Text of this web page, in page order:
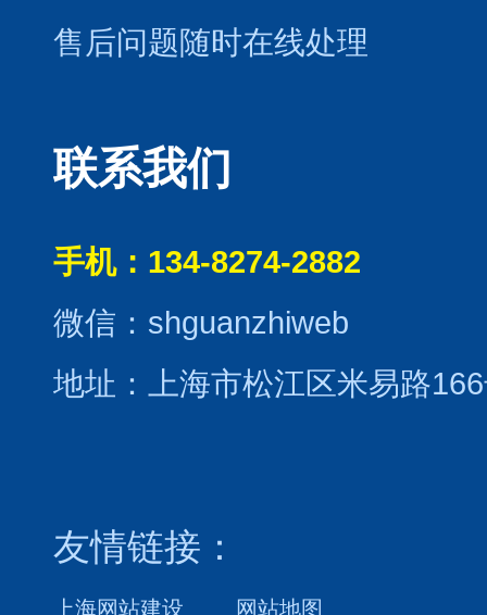
售后问题随时在线处理
联系我们
手机：134-8274-2882
微信：shguanzhiweb
地址：上海市松江区米易路
友情链接：
上海网站建设 网站地图